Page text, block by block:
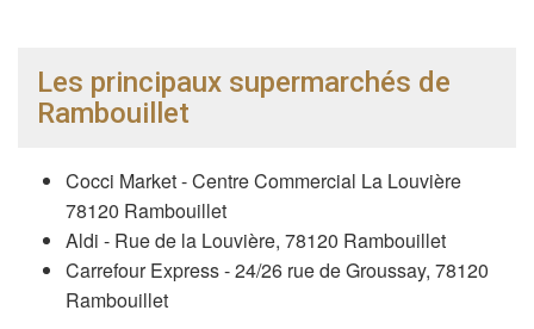
Les principaux supermarchés de
Rambouillet
Cocci Market - Centre Commercial La Louvière
78120 Rambouillet
Aldi - Rue de la Louvière, 78120 Rambouillet
Carrefour Express - 24/26 rue de Groussay, 78120
Rambouillet